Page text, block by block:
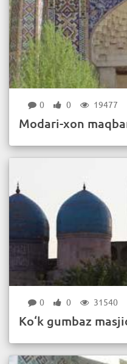
0 0 19477
Modari-xon
0 0 31540
Ko‘k gumbaz